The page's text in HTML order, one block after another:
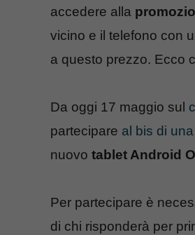
accedere alla
vicino e il telefono con
a questo prezzo. Ecco
Da oggi 17 maggio sul
partecipare al bis di
nuovo tablet Android
Per partecipare è
di chi risponderà per